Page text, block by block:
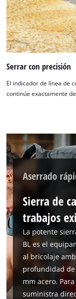
Serrar con precisión
El indicador de línea de
continúe exactamente
Aserrado
Sierra de
trabajos
La potente
BL es el
al bricolaje
profundidad de
mm acero.
suministra